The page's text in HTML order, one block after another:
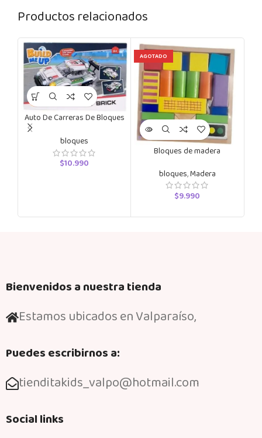
Productos relacionados
Auto De Carreras De Bloques
bloques
$10.990
AGOTADO
Bloques de madera
bloques,Madera
$9.990
Bienvenidos a nuestra tienda
Estamos ubicados en Valparaíso,
Puedes escribirnos a:
tienditakids_valpo@hotmail.com
Social links